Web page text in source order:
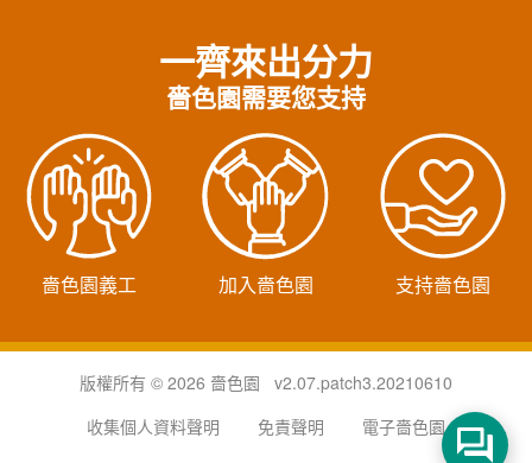
一齊來出分力
嗇色園需要您支持
嗇色園義工 加入嗇色園 支持嗇色園
版權所有 © 2026 嗇色園 v2.07.patch3.20210610
收集個人資料聲明
免責聲明
電子嗇色園